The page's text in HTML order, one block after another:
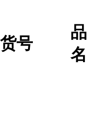
货号
品
名